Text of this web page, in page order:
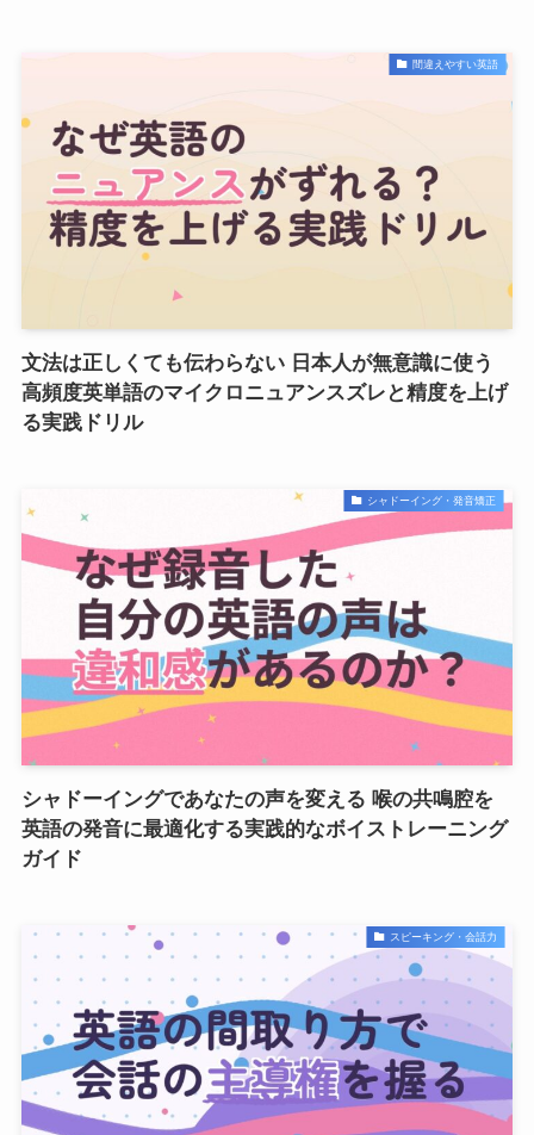
間違えやすい英語
文法は正しくても伝わらない 日本人が無意識に使う
高頻度英単語のマイクロニュアンスズレと精度を上げ
る実践ドリル
シャドーイング・発音矯正
シャドーイングであなたの声を変える 喉の共鳴腔を
英語の発音に最適化する実践的なボイストレーニング
ガイド
スピーキング・会話力